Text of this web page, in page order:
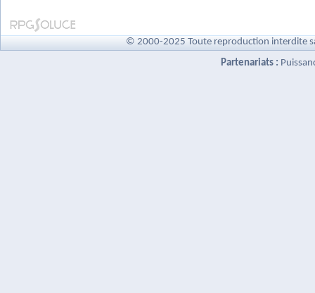
© 2000-2025 Toute reproduction interdite
Partenariats :